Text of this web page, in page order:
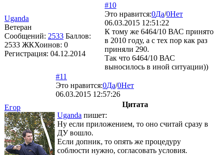
Uganda
Ветеран
Сообщений: 2533 Баллов:
2533 ЖКХоинов: 0
Регистрация: 04.12.2014
#10
Это нравится:0Да/0Нет
06.03.2015 12:51:22
К тому же 6464/10 ВАС принято
в 2010 году, а с тех пор как раз
приняли 290.
Так что 6464/10 ВАС
выносилось в иной ситуации))
Егор
#11
Это нравится:0Да/0Нет
06.03.2015 12:57:26
Цитата
Uganda пишет:
Ну если приложением, то оно считай сразу в
ДУ вошло.
Если допник, то опять же процедуру
соблюсти нужно, согласовать условия.